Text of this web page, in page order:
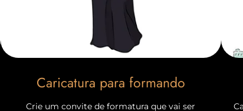
Caricatura para formando
Crie um convite de formatura que vai ser